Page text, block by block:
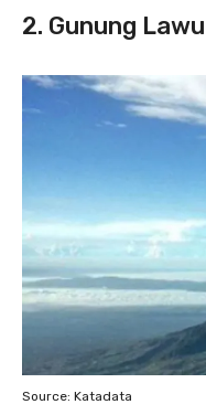
2. Gunung Lawu
Source: Katadata